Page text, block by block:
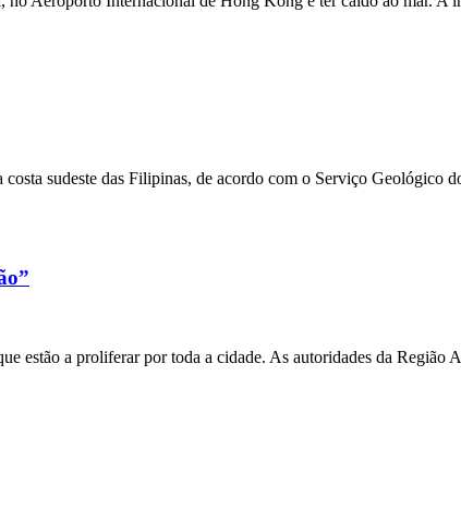
sudeste das Filipinas, de acordo com o Serviço
estão a proliferar por toda a cidade. As autoridades da